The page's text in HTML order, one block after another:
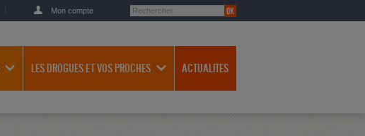
Mon compte
LES DROGUES ET VOS PROCHES ACTUALITES